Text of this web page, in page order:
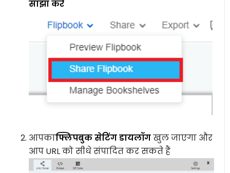
साझा करें
आपकाफ्लिपबुक सेटिंग डायलॉगखुल जाएगा और
आप URL को सीधे संपादित कर सकते हैं